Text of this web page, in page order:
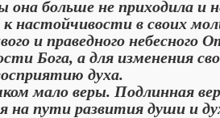
больше не приходила и
настойчивости в своих
и праведного небесного
Бога, а для изменения
духа.
веры. Подлинная
пути развития души и